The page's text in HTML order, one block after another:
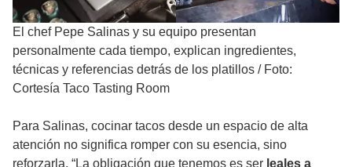
El chef Pepe Salinas y su equipo presentan
personalmente cada tiempo, explican ingredientes,
técnicas y referencias detrás de los platillos / Foto:
Cortesía Taco Tasting Room
Para Salinas, cocinar tacos desde un espacio de alta
atención no significa romper con su esencia, sino
reforzarla. “La obligación que tenemos es ser leales a